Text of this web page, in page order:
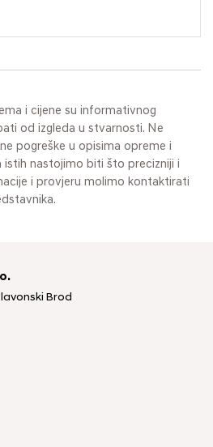
i cijene su informativnog
od izgleda u stvarnosti. Ne
pogreške u opisima opreme i
istih nastojimo biti što precizniji i
i provjeru molimo kontaktirati
Brod